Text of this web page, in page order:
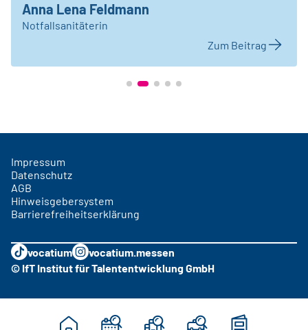
Anna Lena Feldmann
Notfallsanitäterin
Zum Beitrag
Impressum
Datenschutz
AGB
Hinweisgebersystem
Barrierefreiheitserklärung
vocatium
vocatium.messen
© IfT Institut für Talententwicklung GmbH